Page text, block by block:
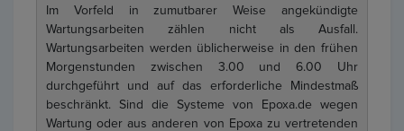
Im Vorfeld in zumutbarer Weise angekündigte
Wartungsarbeiten zählen nicht als Ausfall.
Wartungsarbeiten werden üblicherweise in den frühen
Morgenstunden zwischen 3.00 und 6.00 Uhr
durchgeführt und auf das erforderliche Mindestmaß
beschränkt. Sind die Systeme von Epoxa.de wegen
Wartung oder aus anderen von Epoxa zu vertretenden